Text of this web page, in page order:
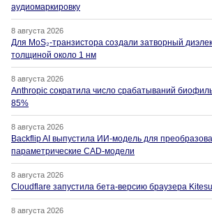
аудиомаркировку
8 августа 2026
Для MoS₂-транзистора создали затворный
толщиной около 1 нм
8 августа 2026
Anthropic сократила число срабатываний
85%
8 августа 2026
Backflip AI выпустила ИИ-модель для
параметрические CAD-модели
8 августа 2026
Cloudflare запустила бета-версию браузера
8 августа 2026